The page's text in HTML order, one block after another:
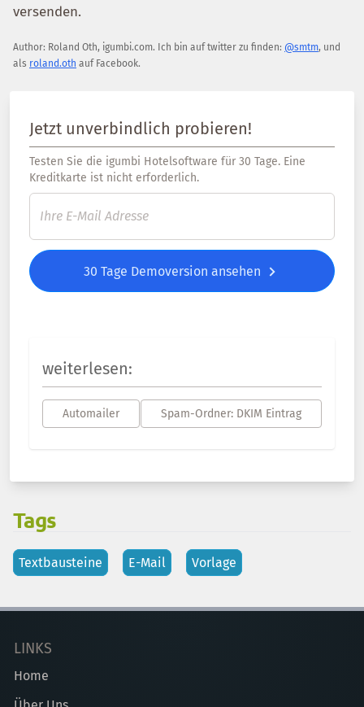
versenden.
Author: Roland Oth, igumbi.com. Ich bin auf twitter zu finden: @smtm, und
als roland.oth auf Facebook.
Jetzt unverbindlich probieren!
Testen Sie die igumbi Hotelsoftware für 30 Tage. Eine
Kreditkarte ist nicht erforderlich.
30 Tage Demoversion ansehen
weiterlesen:
Automailer Spam-Ordner: DKIM Eintrag
Tags
Textbausteine E-Mail Vorlage
LINKS
Home